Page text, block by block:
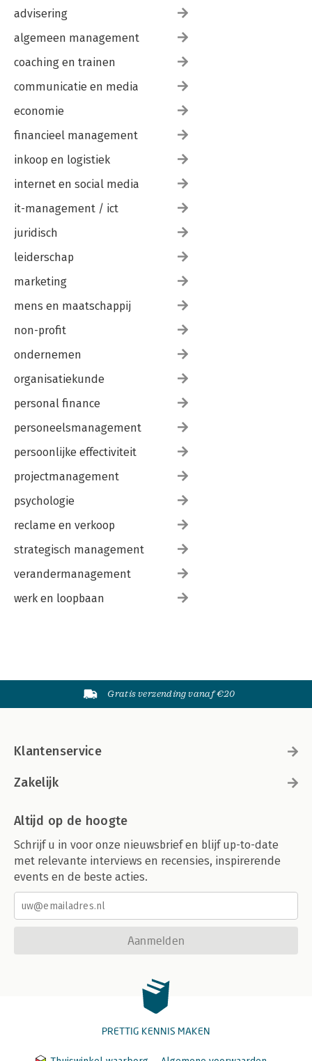
advisering
algemeen management
coaching en trainen
communicatie en media
economie
financieel management
inkoop en logistiek
internet en social media
it-management / ict
juridisch
leiderschap
marketing
mens en maatschappij
non-profit
ondernemen
organisatiekunde
personal finance
personeelsmanagement
persoonlijke effectiviteit
projectmanagement
psychologie
reclame en verkoop
strategisch management
verandermanagement
werk en loopbaan
Gratis verzending vanaf €20
Klantenservice
Zakelijk
Altijd op de hoogte
Schrijf u in voor onze nieuwsbrief en blijf up-to-date
met relevante interviews en recensies, inspirerende
events en de beste acties.
Aanmelden
PRETTIG KENNIS MAKEN